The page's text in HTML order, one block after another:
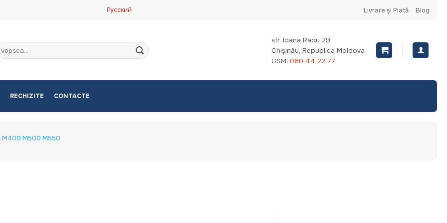
Русский Livrare și Plată Blog
str. Ioana Radu 29,
Chișinău, Republica Moldova
GSM: 060 44 22 77
RECHIZITE CONTACTE
M400 M500 M550